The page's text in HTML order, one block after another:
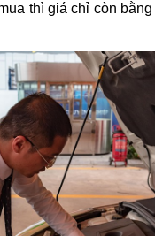
thì giá chỉ còn